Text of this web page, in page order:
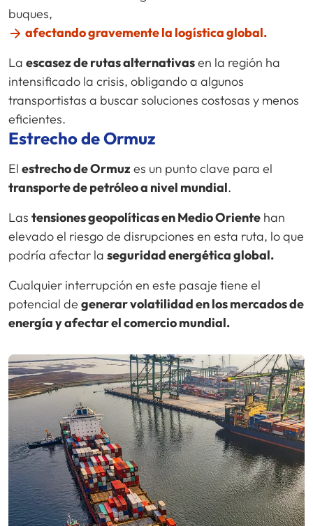
buques,
afectando gravemente la logística global.
La escasez de rutas alternativasen la región ha
intensificado la crisis, obligando a algunos
transportistas a buscar soluciones costosas y menos
eficientes.
Estrecho de Ormuz
El estrecho de Ormuzes un punto clave para el
transporte de petróleo a nivel mundial.
Las tensiones geopolíticas en Medio Oriente han
elevado el riesgo de disrupciones en esta ruta, lo que
podría afectar la seguridad energética global.
Cualquier interrupción en este pasaje tiene el
potencial de generar volatilidad en los mercados de
energía y afectar el comercio mundial.